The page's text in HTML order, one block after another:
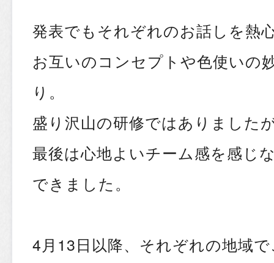
発表でもそれぞれのお話しを熱
お互いのコンセプトや色使いの
り。
盛り沢山の研修ではありました
最後は心地よいチーム感を感じ
できました。
4月13日以降、それぞれの地域